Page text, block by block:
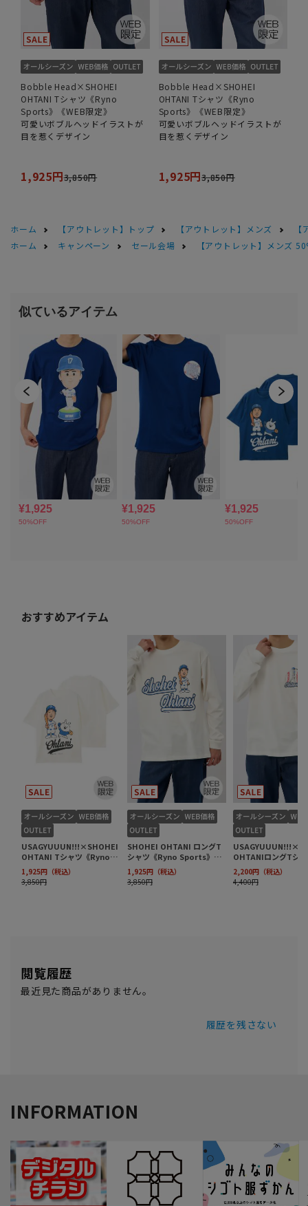
Bobble Head×SHOHEI
OHTANI Tシャツ《Ryno
Sports》《WEB限定》
可愛いボブルヘッドイラストが
目を惹くデザイン
1,925円3,850円
Bobble Head×SHOHEI
OHTANI Tシャツ《Ryno
Sports》《WEB限定》
可愛いボブルヘッドイラストが
目を惹くデザイン
1,925円3,850円
ホーム 【アウトレット】トップ 【アウトレット】メンズ
ホーム
キャンペーン セール会場 【アウトレット】メンズ
閲覧履歴
最近見た商品がありません。
履歴を残さない
INFORMATION